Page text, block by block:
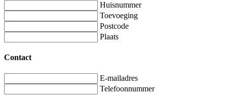
Huisnummer
Toevoeging
Postcode
Plaats
Contact
E-mailadres
Telefoonnummer